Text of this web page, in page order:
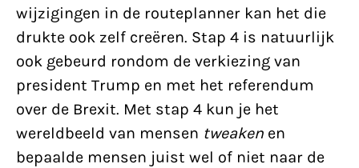
wijzigingen in de routeplanner kan het die
drukte ook zelf creëren. Stap 4 is natuurlijk
ook gebeurd rondom de verkiezing van
president Trump en met het referendum
over de Brexit. Met stap 4 kun je het
wereldbeeld van mensen tweaken en
bepaalde mensen juist wel of niet naar de